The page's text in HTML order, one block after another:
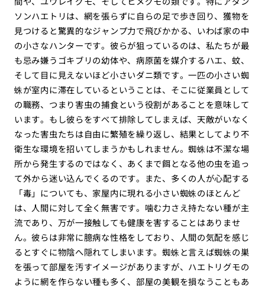
ソンハエトリは、網を張らずに自らの足で歩き回り、獲物を
見つけると驚異的なジャンプ力で飛びかかる、いわば家の中
の小さなハンターです。彼らが狙っているのは、私たちが最
も忌み嫌うゴキブリの幼体や、病原菌を媒介するハエ、蚊、
そして目に見えないほど小さいダニ類です。一匹の小さい蜘
蛛が室内に滞在しているということは、そこに従業員として
の職務、つまり害虫の捕食という役割があることを意味して
います。もし彼らをすべて排除してしまえば、天敵がいなく
なった害虫たちは自由に繁殖を繰り返し、結果としてより不
衛生な環境を招いてしまうかもしれません。蜘蛛は不潔な場
所から発生するのではなく、あくまで餌となる他の虫を追っ
て外から迷い込んでくるのです。また、多くの人が心配する
「毒」についても、家屋内に現れる小さい蜘蛛のほとんど
は、人間に対して全く無害です。噛む力さえ持たない種が主
流であり、万が一接触しても健康を害することはありませ
ん。彼らは非常に臆病な性格をしており、人間の気配を感じ
るとすぐに物陰へ隠れてしまいます。蜘蛛と言えば蜘蛛の巣
を張って部屋を汚すイメージがありますが、ハエトリグモの
ように網を作らない種も多く、部屋の美観を損なうこともあ